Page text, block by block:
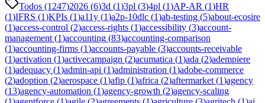
Todos (1247)2026 (6)3d (1)3pl (3)4pl (1)AP-AR (1)HR
(1)IFRS (1)KPIs (1)a11y (1)a2p-10dlc (1)ab-testing (5)about-ecosire
(1)access-control (2)access-rights (1)accessibility (3)account-
management (1)accounting (83)accounting-comparison
(1)accounting-firms (1)accounts-payable (3)accounts-receivable
(1)activation (1)activecampaign (2)acumatica (1)ada (2)adempiere
(1)adequacy (1)admin-api (1)administration (1)adobe-commerce
(2)adoption (2)aerospace (1)afip (1)africa (2)aftermarket (1)agency
(13)agency-automation (1)agency-growth (2)agency-scaling